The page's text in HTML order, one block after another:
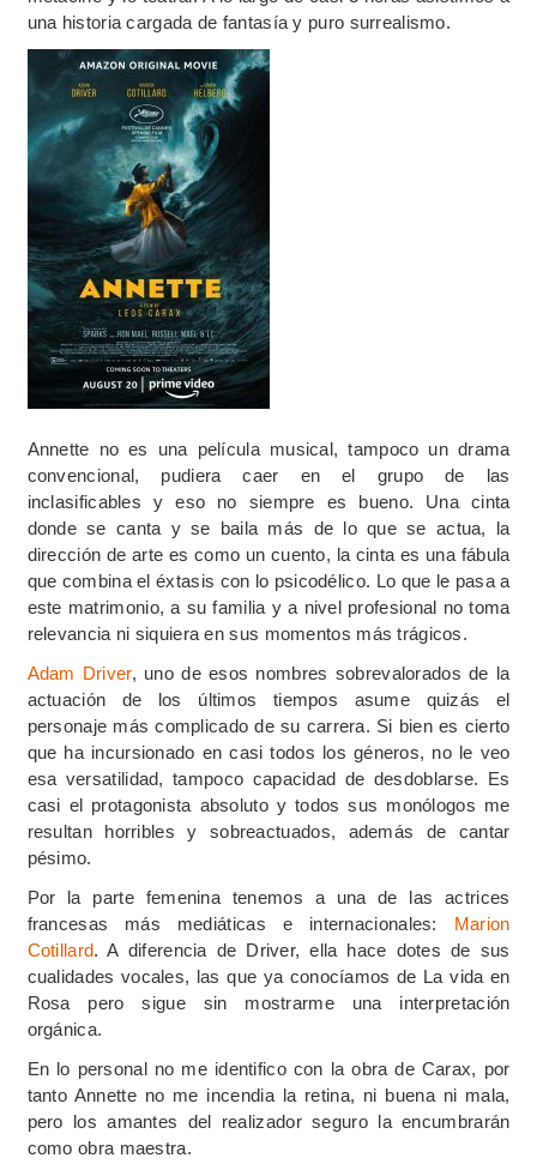
una historia cargada de fantasía y puro surrealismo.
Annette no es una película musical, tampoco un drama
convencional, pudiera caer en el grupo de las
inclasificables y eso no siempre es bueno. Una cinta
donde se canta y se baila más de lo que se actua, la
dirección de arte es como un cuento, la cinta es una fábula
que combina el éxtasis con lo psicodélico. Lo que le pasa a
este matrimonio, a su familia y a nivel profesional no toma
relevancia ni siquiera en sus momentos más trágicos.
Adam Driver, uno de esos nombres sobrevalorados de la
actuación de los últimos tiempos asume quizás el
personaje más complicado de su carrera. Si bien es cierto
que ha incursionado en casi todos los géneros, no le veo
esa versatilidad, tampoco capacidad de desdoblarse. Es
casi el protagonista absoluto y todos sus monólogos me
resultan horribles y sobreactuados, además de cantar
pésimo.
Por la parte femenina tenemos a una de las actrices
francesas más mediáticas e internacionales: Marion
Cotillard. A diferencia de Driver, ella hace dotes de sus
cualidades vocales, las que ya conocíamos de La vida en
Rosa pero sigue sin mostrarme una interpretación
orgánica.
En lo personal no me identifico con la obra de Carax, por
tanto Annette no me incendia la retina, ni buena ni mala,
pero los amantes del realizador seguro la encumbrarán
como obra maestra.